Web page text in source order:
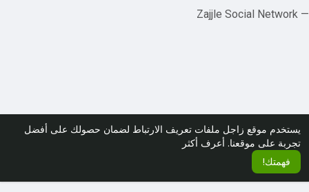
يستخدم موقع زاجل ملفات تعريف الارتباط لضمان حصولك على أفضل
تجربة على موقعنا. أعرف أكثر
فهمتك!
— Zajjle Social Network